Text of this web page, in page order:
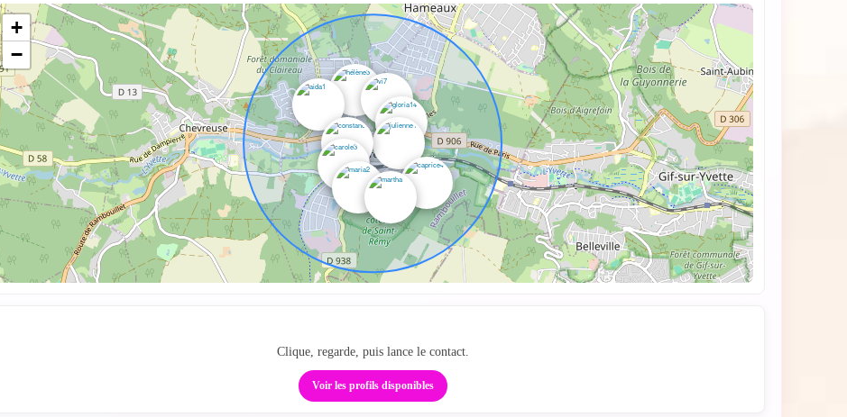
+
−
Clique, regarde, puis lance le contact.
Voir les profils disponibles